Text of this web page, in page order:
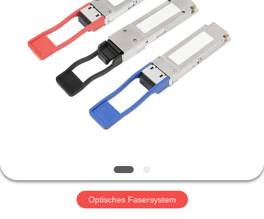
FABRIK-
AUSFLUG
QUALITÄTSKONTROLLE
SIE
MIT
Optisches Fasersystem